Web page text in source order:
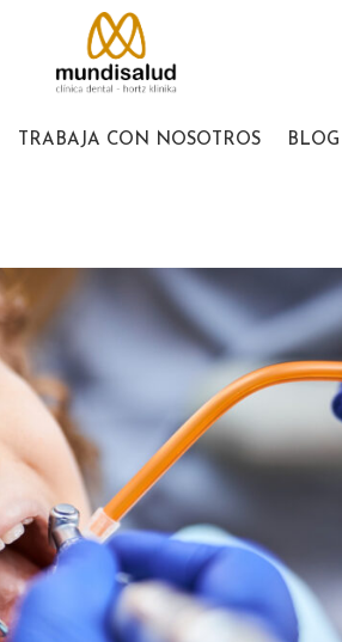
TRABAJA CON NOSOTROS BLOG